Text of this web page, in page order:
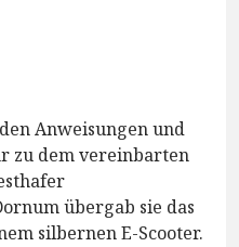
Anweisungen und
zu dem vereinbarten
übergab sie das
silbernen E-Scooter.